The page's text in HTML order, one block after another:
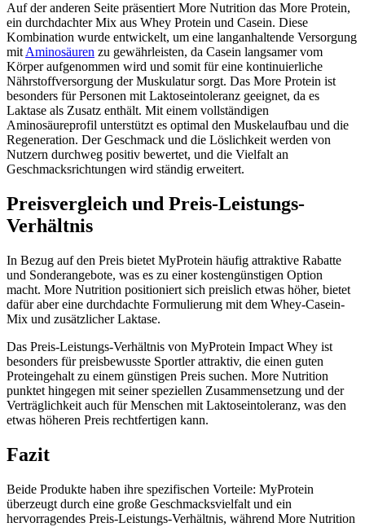
Auf der anderen Seite präsentiert More Nutrition das More Protein,
ein durchdachter Mix aus Whey Protein und Casein. Diese
Kombination wurde entwickelt, um eine langanhaltende Versorgung
mit Aminosäuren zu gewährleisten, da Casein langsamer vom
Körper aufgenommen wird und somit für eine kontinuierliche
Nährstoffversorgung der Muskulatur sorgt. Das More Protein ist
besonders für Personen mit Laktoseintoleranz geeignet, da es
Laktase als Zusatz enthält. Mit einem vollständigen
Aminosäureprofil unterstützt es optimal den Muskelaufbau und die
Regeneration. Der Geschmack und die Löslichkeit werden von
Nutzern durchweg positiv bewertet, und die Vielfalt an
Geschmacksrichtungen wird ständig erweitert.
Preisvergleich und Preis-Leistungs-
Verhältnis
In Bezug auf den Preis bietet MyProtein häufig attraktive Rabatte
und Sonderangebote, was es zu einer kostengünstigen Option
macht. More Nutrition positioniert sich preislich etwas höher, bietet
dafür aber eine durchdachte Formulierung mit dem Whey-Casein-
Mix und zusätzlicher Laktase.
Das Preis-Leistungs-Verhältnis von MyProtein Impact Whey ist
besonders für preisbewusste Sportler attraktiv, die einen guten
Proteingehalt zu einem günstigen Preis suchen. More Nutrition
punktet hingegen mit seiner speziellen Zusammensetzung und der
Verträglichkeit auch für Menschen mit Laktoseintoleranz, was den
etwas höheren Preis rechtfertigen kann.
Fazit
Beide Produkte haben ihre spezifischen Vorteile: MyProtein
überzeugt durch eine große Geschmacksvielfalt und ein
hervorragendes Preis-Leistungs-Verhältnis, während More Nutrition